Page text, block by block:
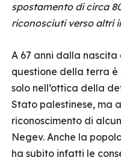
spostamento di circa
riconosciuti verso altri
A 67 anni dalla
questione della terra
solo nell’ottica della
Stato palestinese, ma
riconoscimento di
Negev. Anche la
ha subito infatti le